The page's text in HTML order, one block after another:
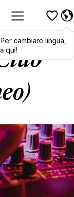
ciao! To switch
click here!
cambiare lingua,
qui!